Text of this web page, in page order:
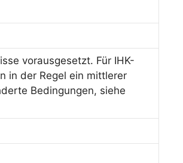
vorausgesetzt. Für IHK-
in der Regel ein mittlerer
Bedingungen, siehe